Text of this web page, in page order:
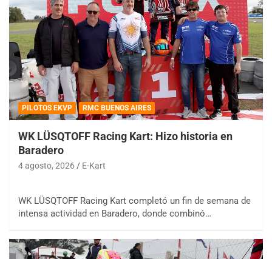
PILOTOS EKVP RMC BUENOS AIRES
WK LÜSQTOFF Racing Kart: Hizo historia en
Baradero
4 agosto, 2026 E-Kart
WK LÜSQTOFF Racing Kart completó un fin de semana de
intensa actividad en Baradero, donde combinó…